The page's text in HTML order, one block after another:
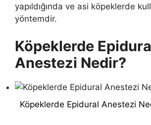
yapıldığında ve asi köpeklerde
yöntemdir.
Köpeklerde
Anestezi Nedir?
Köpeklerde Epidural Anestezi